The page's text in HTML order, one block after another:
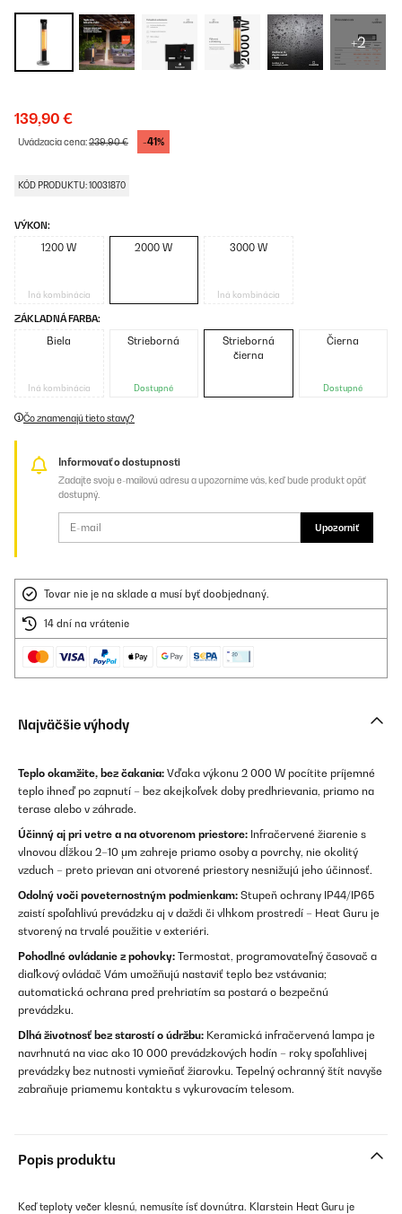
+2
139,90 €
Uvádzacia cena:239,90 € -41%
KÓD PRODUKTU: 10031870
VÝKON:
1200 W
Iná kombinácia
2000 W 3000 W
Iná kombinácia
ZÁKLADNÁ FARBA:
Biela
Iná kombinácia
Strieborná
Dostupné
Strieborná
čierna
Čierna
Dostupné
Čo znamenajú tieto stavy?
Informovať o dostupnosti
Zadajte svoju e-mailovú adresu a upozorníme vás, keď bude produkt opäť
dostupný.
Upozorniť
Tovar nie je na sklade a musí byť doobjednaný.
14 dní na vrátenie
Najväčšie výhody
Teplo okamžite, bez čakania: Vďaka výkonu 2 000 W pocítite príjemné
teplo ihneď po zapnutí – bez akejkoľvek doby predhrievania, priamo na
terase alebo v záhrade.
Účinný aj pri vetre a na otvorenom priestore: Infračervené žiarenie s
vlnovou dĺžkou 2–10 μm zahreje priamo osoby a povrchy, nie okolitý
vzduch – preto prievan ani otvorené priestory nesnižujú jeho účinnosť.
Odolný voči poveternostným podmienkam: Stupeň ochrany IP44/IP65
zaistí spoľahlivú prevádzku aj v daždi či vlhkom prostredí – Heat Guru je
stvorený na trvalé použitie v exteriéri.
Pohodlné ovládanie z pohovky: Termostat, programovateľný časovač a
diaľkový ovládač Vám umožňujú nastaviť teplo bez vstávania;
automatická ochrana pred prehriatím sa postará o bezpečnú
prevádzku.
Dlhá životnosť bez starostí o údržbu: Keramická infračervená lampa je
navrhnutá na viac ako 10 000 prevádzkových hodín – roky spoľahlivej
prevádzky bez nutnosti vymieňať žiarovku. Tepelný ochranný štít navyše
zabraňuje priamemu kontaktu s vykurovacím telesom.
Popis produktu
Keď teploty večer klesnú, nemusíte ísť dovnútra. Klarstein Heat Guru je